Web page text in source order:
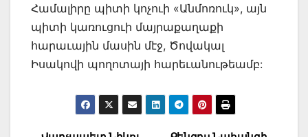
Համալիրը պիտի կոչուի «Անմոռուկ», այն
պիտի կառուցուի մայրաքաղաքի
հարաւային մասին մէջ, Ծովակալ
Իսակովի պողոտայի հարեւանութեամբ: